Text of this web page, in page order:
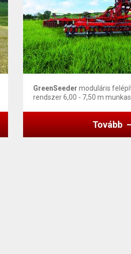
GreenSeeder moduláris
rendszer 6,00 - 7,50 m
Tovább